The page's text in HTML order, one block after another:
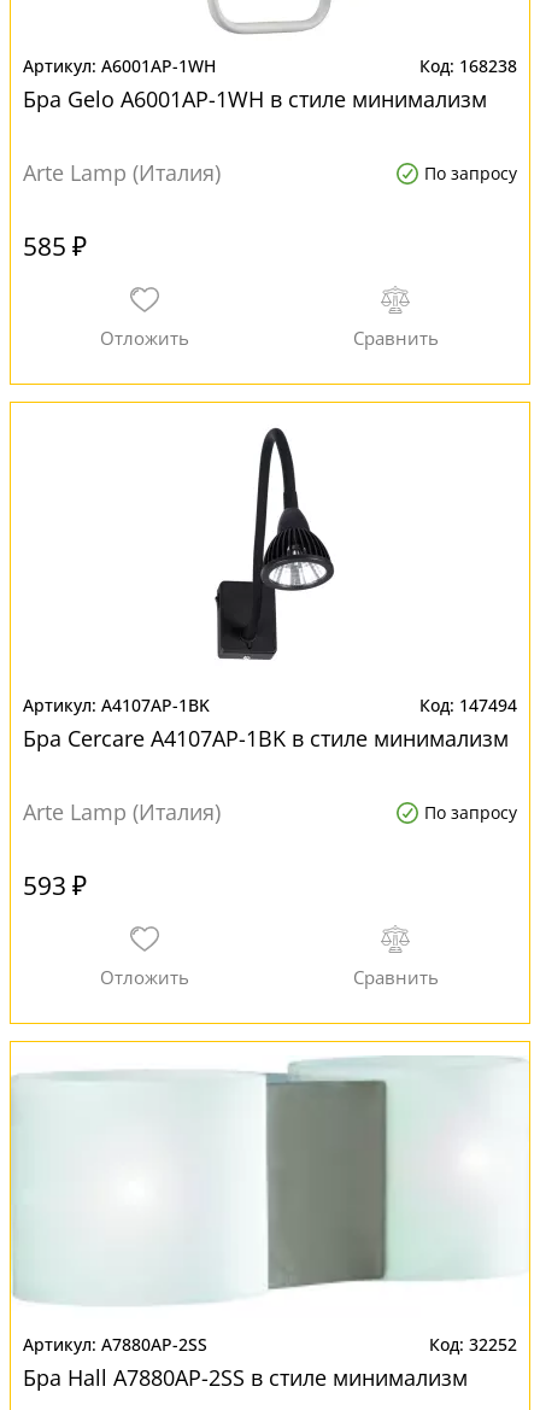
A6001AP-1WH 168238
Бра Gelo A6001AP-1WH в стиле минимализм
Arte Lamp (Италия) По запросу
585 ₽
A4107AP-1BK 147494
Бра Cercare A4107AP-1BK в стиле минимализм
Arte Lamp (Италия) По запросу
593 ₽
A7880AP-2SS 32252
Бра Hall A7880AP-2SS в стиле минимализм